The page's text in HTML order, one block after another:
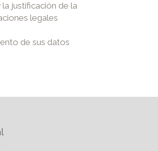
justificación de la
legales
de sus datos